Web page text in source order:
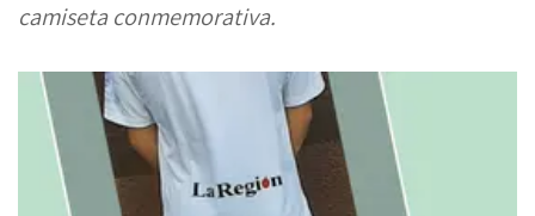
camiseta conmemorativa.